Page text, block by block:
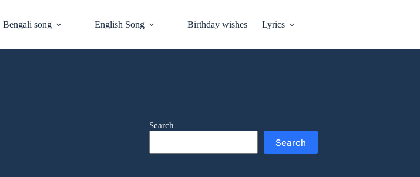
Bengali song English Song Birthday wishes Lyrics
Search
Search